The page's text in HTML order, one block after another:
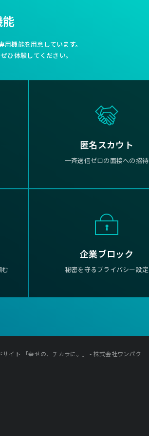
機能を用意しています。
ひ体験してください。
匿名スカウト
一斉送信ゼロの面接への招待
企業ブロック
秘密を守るプライバシー設定
イト 「幸せの、チカラに。」 - 株式会社ワンパク